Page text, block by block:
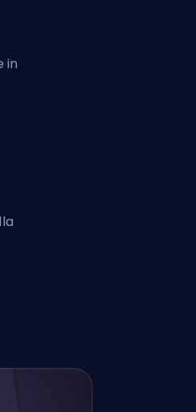
in